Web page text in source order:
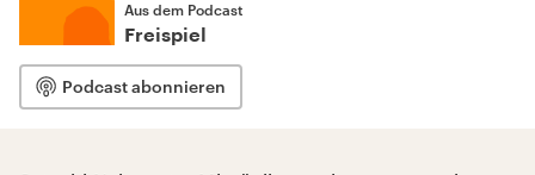
Aus dem Podcast
Freispiel
Podcast abonnieren